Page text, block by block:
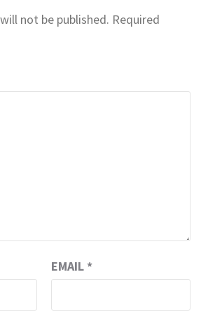
not be published. Required
EMAIL *